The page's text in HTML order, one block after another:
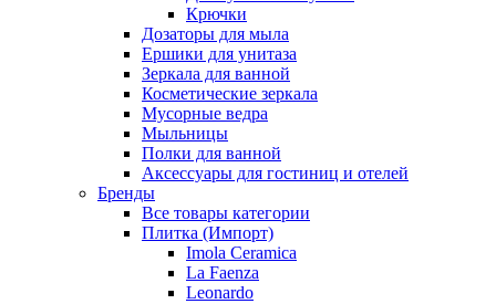
Крючки
Дозаторы для мыла
Ершики для унитаза
Зеркала для ванной
Косметические зеркала
Мусорные ведра
Мыльницы
Полки для ванной
Аксессуары для гостиниц и отелей
Бренды
Все товары категории
Плитка (Импорт)
Imola Ceramica
La Faenza
Leonardo